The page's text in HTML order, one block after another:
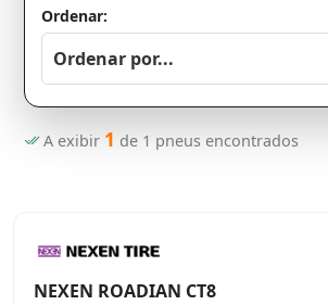
Ordenar:
A exibir 1 de 1 pneus encontrados
NEXEN ROADIAN CT8